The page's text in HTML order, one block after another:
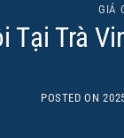
GIÁ
Tại Trà
POSTED ON